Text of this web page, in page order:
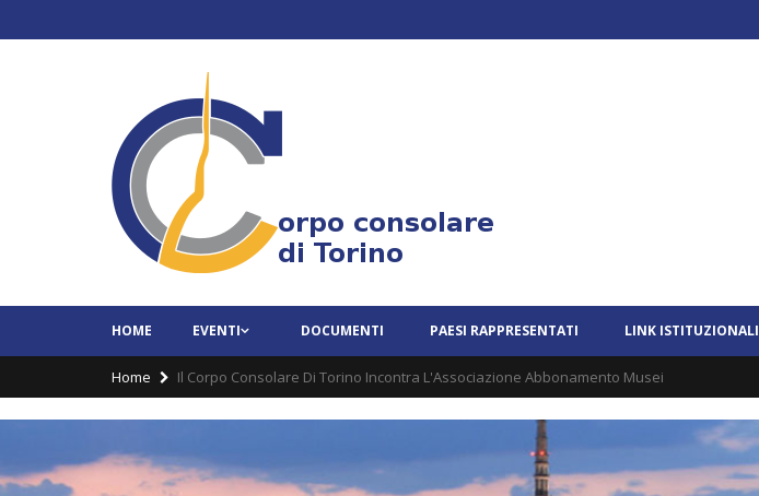
HOME EVENTI DOCUMENTI PAESI RAPPRESENTATI LINK ISTITUZIONALI
Home Il Corpo Consolare Di Torino Incontra L'Associazione Abbonamento Musei